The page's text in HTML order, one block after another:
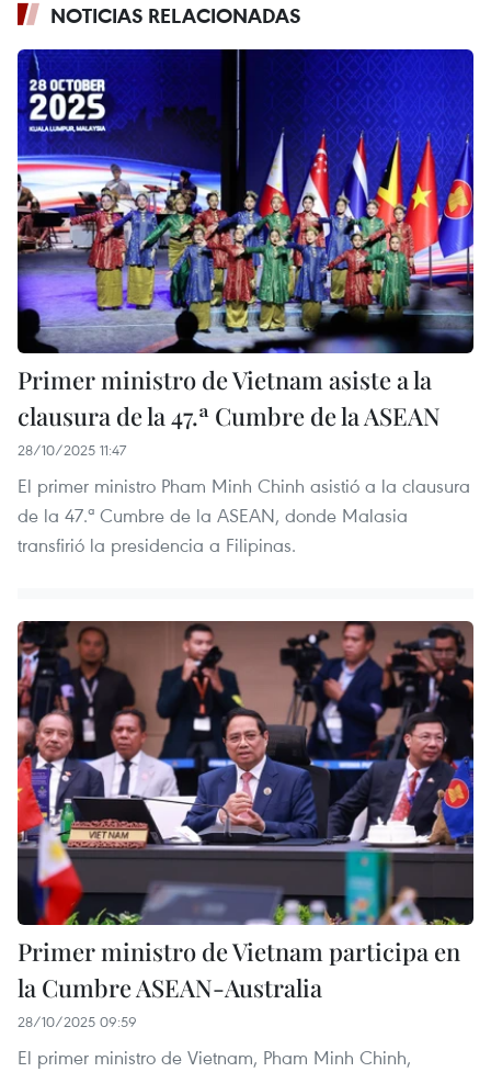
NOTICIAS RELACIONADAS
Primer ministro de Vietnam asiste a la
clausura de la 47.ª Cumbre de la ASEAN
28/10/2025 11:47
El primer ministro Pham Minh Chinh asistió a la clausura
de la 47.ª Cumbre de la ASEAN, donde Malasia
transfirió la presidencia a Filipinas.
Primer ministro de Vietnam participa en
la Cumbre ASEAN-Australia
28/10/2025 09:59
El primer ministro de Vietnam, Pham Minh Chinh,